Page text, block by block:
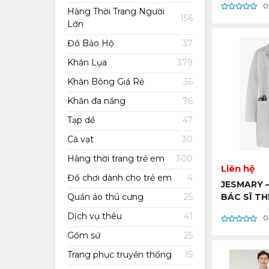
Hàng Thời Trang Người
Lớn
156
Đồ Bảo Hộ
37
Khăn Lụa
379
Khăn Bông Giá Rẻ
36
Khăn đa năng
76
Tạp dề
47
Cà vạt
30
Hàng thời trang trẻ em
300
Đồ chơi dành cho trẻ em
4
Quần áo thú cưng
25
Dịch vụ thêu
41
Gốm sứ
25
Trang phục truyền thống
15
GIÁ RẺ –
0
Liên hệ
JESMARY
BÁC SĨ
LƯỢNG,
TẠI VIỆT
0